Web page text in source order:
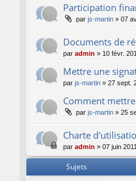
Participation
par js-martin » 07
Documents de
par admin » 10 févr.
Mettre une
par js-martin » 27 sept.
Comment
par js-martin » 25
Charte
par admin » 07 juin
Sujets